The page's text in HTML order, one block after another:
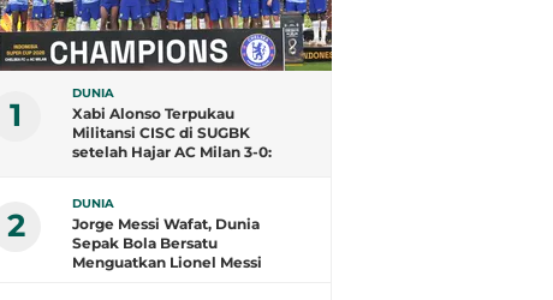
1
DUNIA
Xabi Alonso Terpukau
Militansi CISC di SUGBK
setelah Hajar AC Milan 3-0:
2
DUNIA
Jorge Messi Wafat, Dunia
Sepak Bola Bersatu
Menguatkan Lionel Messi